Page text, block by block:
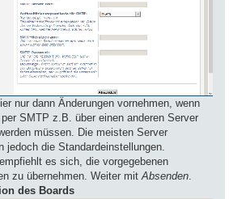
nur dann Änderungen vornehmen, wenn
SMTP z.B. über einen anderen Server
müssen. Die meisten Server
jedoch die Standardeinstellungen.
es sich, die vorgegebenen
zu übernehmen. Weiter mit Absenden
des Boards